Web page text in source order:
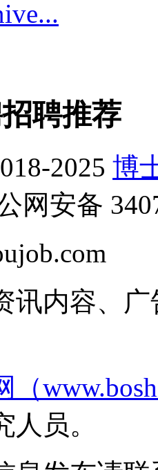
招聘推荐
2025 博
网安备
讯内容、
（
员。